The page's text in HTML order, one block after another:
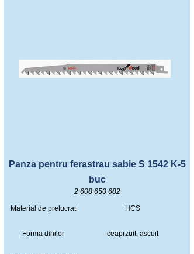
Panza pentru ferastrau sabie S 1542 K-5
buc
2 608 650 682
Material de prelucrat HCS
Forma dinilor ceaprzuit, ascuit